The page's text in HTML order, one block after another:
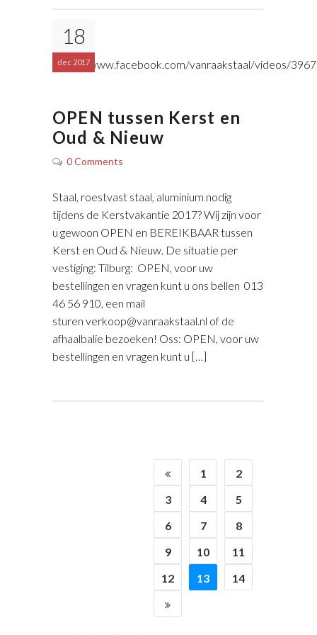
https://www.facebook.com/vanraakstaal/videos/
18
dec 2017
OPEN tussen Kerst en
Oud & Nieuw
0 Comments
Staal, roestvast staal, aluminium nodig
tijdens de Kerstvakantie 2017? Wij zijn voor
u gewoon OPEN en BEREIKBAAR tussen
Kerst en Oud & Nieuw. De situatie per
vestiging: Tilburg: OPEN, voor uw
bestellingen en vragen kunt u ons bellen 013
46 56 910, een mail
sturen verkoop@vanraakstaal.nl of de
afhaalbalie bezoeken! Oss: OPEN, voor uw
bestellingen en vragen kunt u […]
1
2
3
4
5
6
7
8
9
10
11
12
13 14